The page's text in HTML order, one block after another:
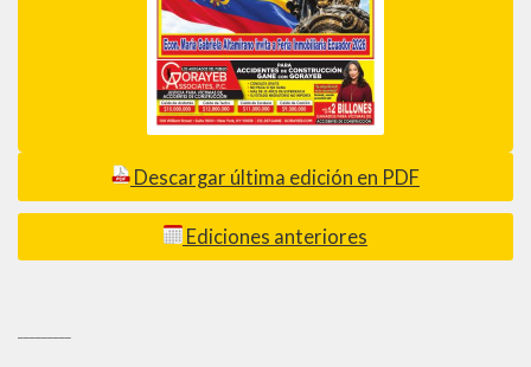
Descargar última edición en PDF
Ediciones anteriores